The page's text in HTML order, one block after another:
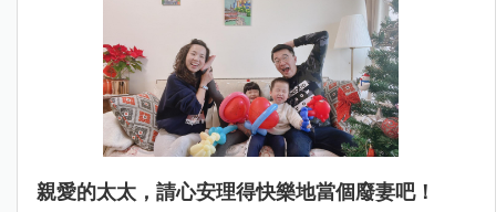
親愛的太太，請心安理得快樂地當個廢妻吧！